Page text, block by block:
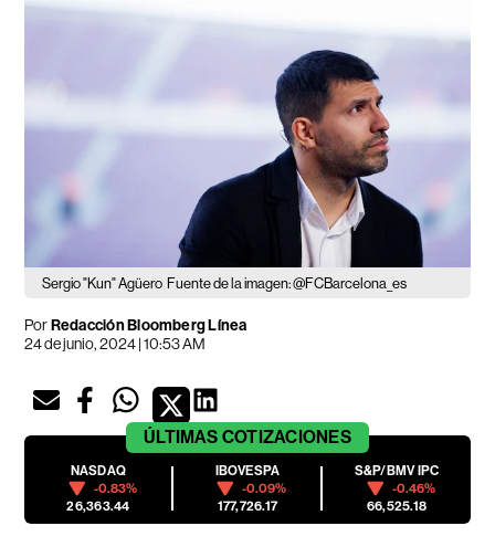
Sergio "Kun" Agüero Fuente de la imagen: @FCBarcelona_es
PorRedacción Bloomberg Línea
24 de junio, 2024 | 10:53 AM
ÚLTIMAS COTIZACIONES
NASDAQ
-0.83%
26,363.44
IBOVESPA
-0.09%
177,726.17
S&P/BMV IPC
-0.46%
66,525.18